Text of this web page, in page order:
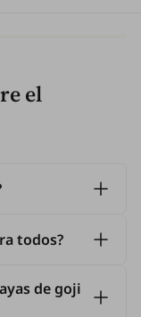
el
todos?
de goji